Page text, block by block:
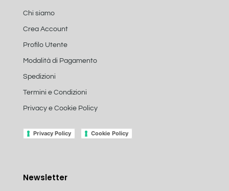
Chi siamo
Crea Account
Profilo Utente
Modalità di Pagamento
Spedizioni
Termini e Condizioni
Privacy e Cookie Policy
Privacy Policy Cookie Policy
Newsletter